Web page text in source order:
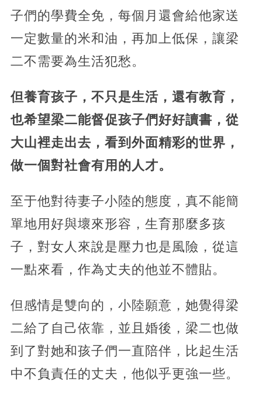
子們的學費全免，每個月還會給他家送
一定數量的米和油，再加上低保，讓梁
二不需要為生活犯愁。
但養育孩子，不只是生活，還有教育，
也希望梁二能督促孩子們好好讀書，從
大山裡走出去，看到外面精彩的世界，
做一個對社會有用的人才。
至于他對待妻子小陸的態度，真不能簡
單地用好與壞來形容，生育那麼多孩
子，對女人來說是壓力也是風險，從這
一點來看，作為丈夫的他並不體貼。
但感情是雙向的，小陸願意，她覺得梁
二給了自己依靠，並且婚後，梁二也做
到了對她和孩子們一直陪伴，比起生活
中不負責任的丈夫，他似乎更強一些。